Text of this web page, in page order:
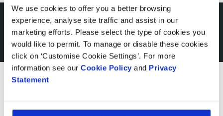
We use cookies to offer you a better browsing
experience, analyse site traffic and assist in our
marketing efforts. Please select the type of cookies you
would like to permit. To manage or disable these cookies
click on ‘Customise Cookie Settings’. For more
information see our Cookie Policy and Privacy
Statement
Veja como nossas
soluções Bag-in-Box
ajudaram outras
empresas